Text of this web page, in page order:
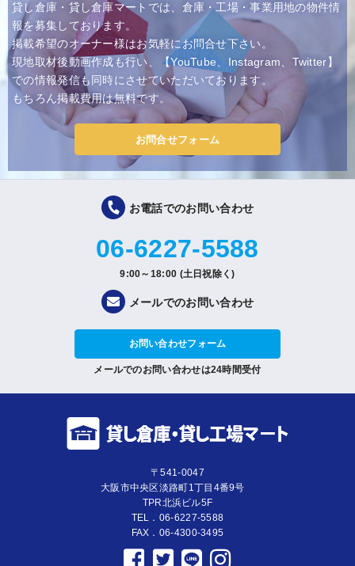
貸し倉庫・貸し倉庫マートでは、倉庫・工場・事業用地の物件情
報を募集しております。
掲載希望のオーナー様はお気軽にお問合せ下さい。
現地取材後動画作成も行い、【YouTube、Instagram、Twitter】
での情報発信も同時にさせていただいております。
もちろん掲載費用は無料です。
お問合せフォーム
お電話でのお問い合わせ
06-6227-5588
9:00～18:00 (土日祝除く)
メールでのお問い合わせ
お問い合わせフォーム
メールでのお問い合わせは24時間受付
〒541-0047
大阪市中央区淡路町1丁目4番9号
TPR北浜ビル5F
TEL．06-6227-5588
FAX．06-4300-3495